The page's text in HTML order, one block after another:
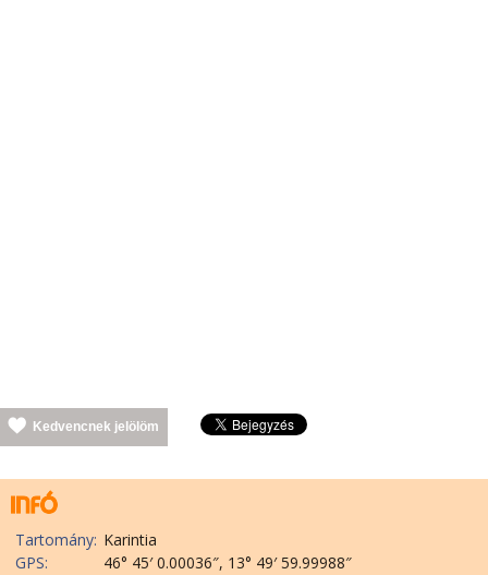
Kedvencnek jelölöm
Tartomány: Karintia
GPS:
46° 45′ 0.00036″, 13° 49′ 59.99988″